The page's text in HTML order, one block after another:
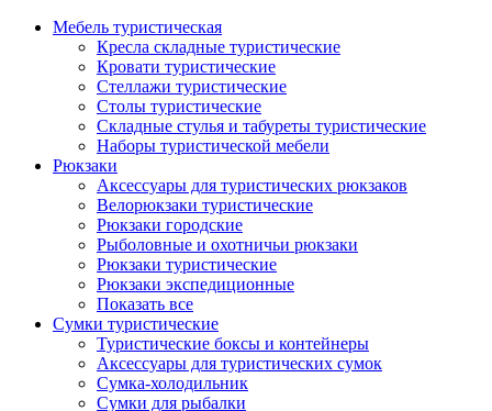
Мебель туристическая
Кресла складные туристические
Кровати туристические
Стеллажи туристические
Столы туристические
Складные стулья и табуреты туристические
Наборы туристической мебели
Рюкзаки
Аксессуары для туристических рюкзаков
Велорюкзаки туристические
Рюкзаки городские
Рыболовные и охотничьи рюкзаки
Рюкзаки туристические
Рюкзаки экспедиционные
Показать все
Сумки туристические
Туристические боксы и контейнеры
Аксессуары для туристических сумок
Сумка-холодильник
Сумки для рыбалки